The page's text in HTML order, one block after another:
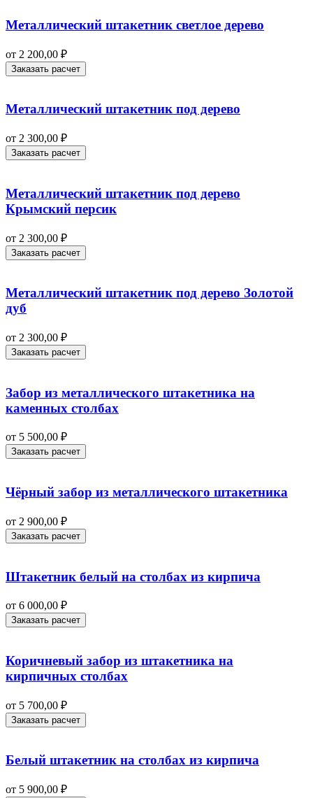
Металлический штакетник светлое дерево
от 2 200,00 ₽
Заказать расчет
Металлический штакетник под дерево
от 2 300,00 ₽
Заказать расчет
Металлический штакетник под дерево
Крымский персик
от 2 300,00 ₽
Заказать расчет
Металлический штакетник под дерево Золотой
дуб
от 2 300,00 ₽
Заказать расчет
Забор из металлического штакетника на
каменных столбах
от 5 500,00 ₽
Заказать расчет
Чёрный забор из металлического штакетника
от 2 900,00 ₽
Заказать расчет
Штакетник белый на столбах из кирпича
от 6 000,00 ₽
Заказать расчет
Коричневый забор из штакетника на
кирпичных столбах
от 5 700,00 ₽
Заказать расчет
Белый штакетник на столбах из кирпича
от 5 900,00 ₽